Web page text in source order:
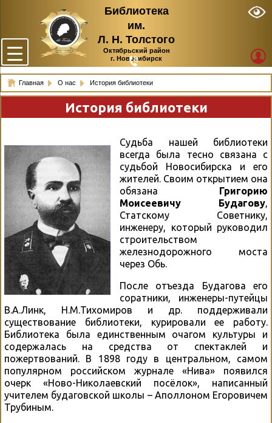
Библиотека
им.
Л. Н. Толстого
Октябрьский район
г. Новосибирск
Главная О нас История библиотеки
История библиотеки
Судьба нашей библиотеки
всегда была тесно связана с
судьбой Новосибирска и его
жителей. Своим открытием она
обязана Григорию
Моисеевичу Будагову,
Статскому Советнику,
инженеру, который руководил
строительством
железнодорожного моста
через Обь.
После отъезда Будагова его
соратники, инженеры-путейцы
В.А.Линк, Н.М.Тихомиров и др. поддерживали
существование библиотеки, курировали ее работу.
Библиотека была единственным очагом культуры и
содержалась на средства от спектаклей и
пожертвований. В 1898 году в центральном, самом
популярном российском журнале «Нива» появился
очерк «Ново-Николаевский посёлок», написанный
учителем будаговской школы – Аполлоном Егоровичем
Трубиным.